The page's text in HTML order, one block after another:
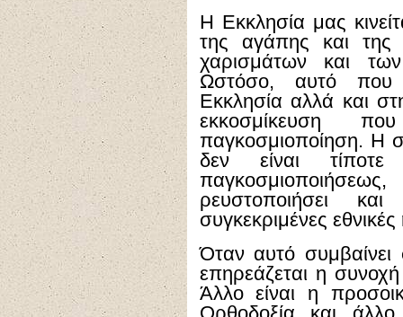
Η Εκκλησία μας
της αγάπης και της
χαρισμάτων και των
Ωστόσο, αυτό που
Εκκλησία αλλά και
εκκοσμίκευση
παγκοσμιοποίηση. Η
δεν είναι
ρευστοποιήσει
συγκεκριμένες εθνικές
Όταν αυτό
επηρεάζεται η
Άλλο είναι η